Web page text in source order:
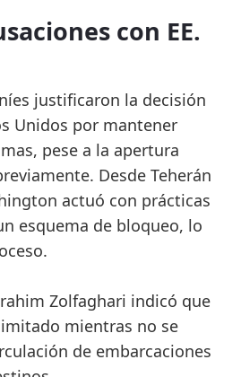
con EE.
justificaron la decisión
Unidos por mantener
pese a la apertura
Desde Teherán
actuó con prácticas
esquema de bloqueo, lo
Zolfaghari indicó que
mientras no se
de embarcaciones